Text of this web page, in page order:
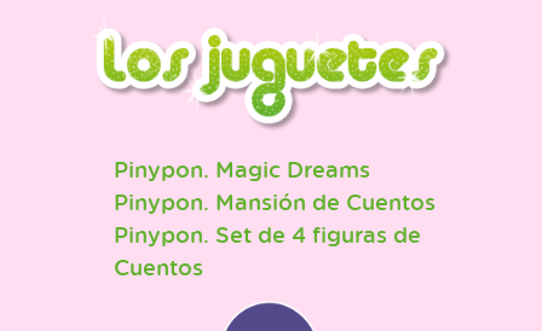
Pinypon. Magic Dreams
Pinypon. Mansión de Cuentos
Pinypon. Set de 4 figuras de
Cuentos